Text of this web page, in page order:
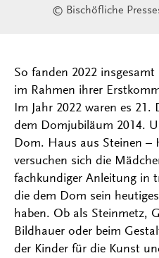
© Bischöfliche
So fanden 2022
im Rahmen ihrer
Im Jahr 2022 waren es 21.
dem Domjubiläum 2014.
Dom. Haus aus Steinen –
versuchen sich die
fachkundiger Anleitung in
die dem Dom sein
haben. Ob als Steinmetz,
Bildhauer oder beim
der Kinder für die Kunst